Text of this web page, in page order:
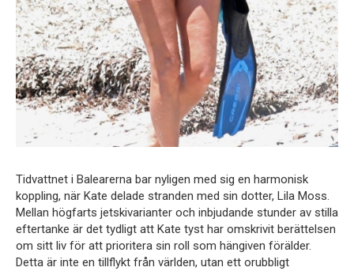
Tidvattnet i Balearerna bar nyligen med sig en harmonisk
koppling, när Kate delade stranden med sin dotter, Lila Moss.
Mellan högfarts jetskivarianter och inbjudande stunder av stilla
eftertanke är det tydligt att Kate tyst har omskrivit berättelsen
om sitt liv för att prioritera sin roll som hängiven förälder.
Detta är inte en tillflykt från världen, utan ett orubbligt